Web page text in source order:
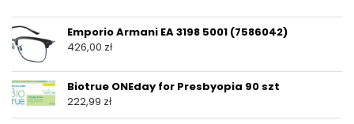
Emporio Armani EA 3198 5001 (7586042)
426,00 zł
Biotrue ONEday for Presbyopia 90 szt
222,99 zł